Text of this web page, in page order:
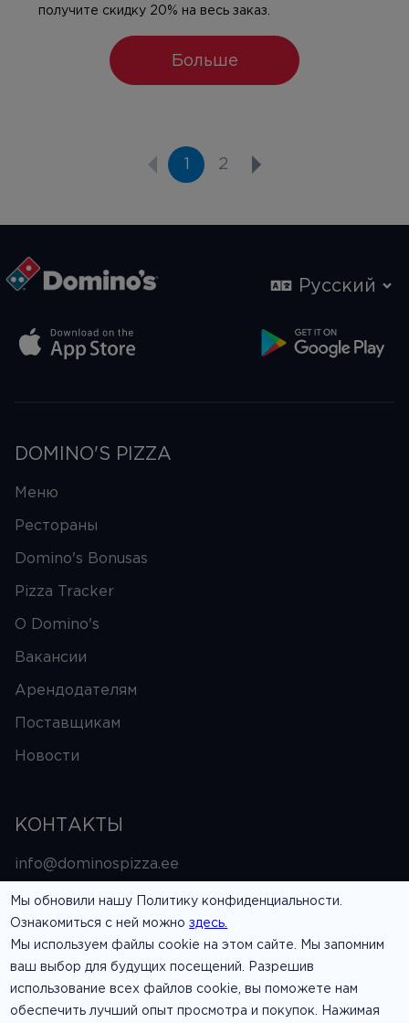
получите скидку 20% на весь заказ.
Больше
2
Русский
DOMINO'S PIZZA
Меню
Рестораны
Domino's Bonusas
Pizza Tracker
О Domino's
Вакансии
Арендодателям
Поставщикам
Новости
КОНТАКТЫ
info@dominospizza.ee
6333303
СЛЕДИТЬ
Мы обновили нашу Политику конфиденциальности.
Ознакомиться с ней можноздесь.
Мы используем файлы cookie на этом сайте. Мы запомним
ваш выбор для будущих посещений. Разрешив
использование всех файлов cookie, вы поможете нам
обеспечить лучший опыт просмотра и покупок. Нажимая